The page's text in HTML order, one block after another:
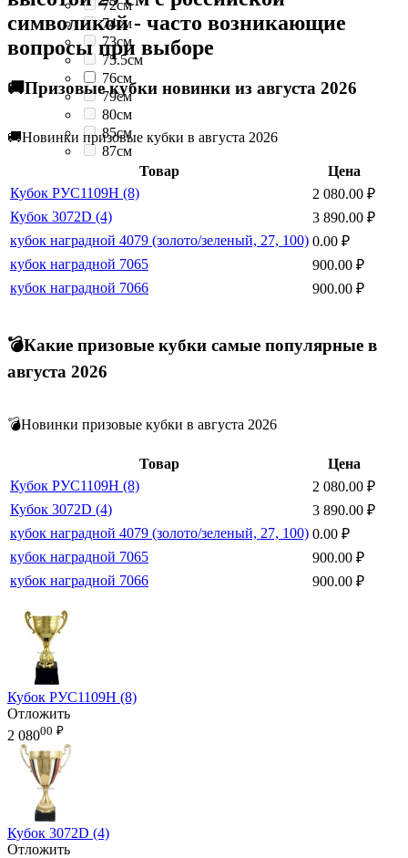
72см
74см
73см
75.5см
76см
79см
80см
85см
87см
символикой - часто возникающие
вопросы при выборе
🚚Призовые кубки новинки из августа 2026
🚚Новинки призовые кубки в августа 2026
Товар
Цена
Кубок РУС1109H (8)
2 080.00 ₽
Кубок 3072D (4)
3 890.00 ₽
кубок наградной 4079 (золото/зеленый, 27, 100) 0.00 ₽
кубок наградной 7065
900.00 ₽
кубок наградной 7066
900.00 ₽
💣Какие призовые кубки самые популярные в
августа 2026
💣Новинки призовые кубки в августа 2026
Товар
Цена
Кубок РУС1109H (8)
2 080.00 ₽
Кубок 3072D (4)
3 890.00 ₽
кубок наградной 4079 (золото/зеленый, 27, 100) 0.00 ₽
кубок наградной 7065
900.00 ₽
кубок наградной 7066
900.00 ₽
Кубок РУС1109H (8)
Отложить
2 08000 ₽
Кубок 3072D (4)
Отложить